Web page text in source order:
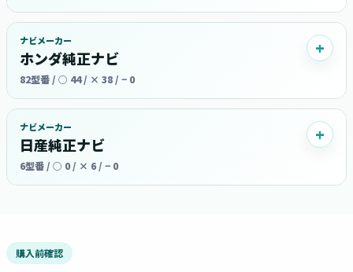
ナビメーカー
ホンダ純正ナビ
82型番 / ○ 44 / × 38 / − 0
ナビメーカー
日産純正ナビ
6型番 / ○ 0 / × 6 / − 0
購入前確認